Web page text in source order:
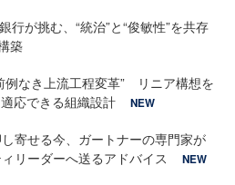
行が挑む、“統治”と“俊敏性”を共存
築
例なき上流工程変革” リニア構想を
応できる組織設計
NEW
寄せる今、ガートナーの専門家が
リーダーへ送るアドバイス
NEW